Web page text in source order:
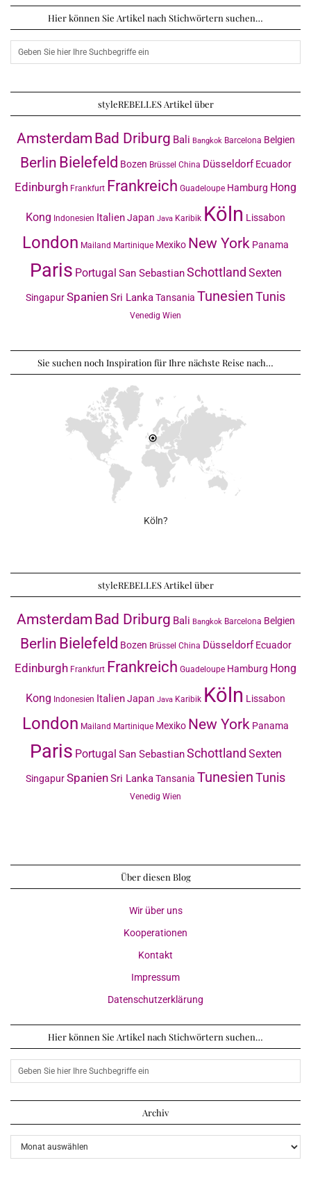
Hier können Sie Artikel nach Stichwörtern suchen…
styleREBELLES Artikel über
Amsterdam Bad Driburg Bali Bangkok Barcelona Belgien
Berlin Bielefeld Bozen Brüssel China Düsseldorf Ecuador
Edinburgh Frankfurt Frankreich Guadeloupe Hamburg Hong
Kong Indonesien ItalienJapan Java Karibik Köln Lissabon
London Mailand Martinique Mexiko New York Panama
Paris Portugal San SebastianSchottland Sexten
SingapurSpanienSri Lanka Tansania TunesienTunis
Venedig Wien
Sie suchen noch Inspiration für Ihre nächste Reise nach…
Köln?
styleREBELLES Artikel über
Amsterdam Bad Driburg Bali Bangkok Barcelona Belgien
Berlin Bielefeld Bozen Brüssel China Düsseldorf Ecuador
Edinburgh Frankfurt Frankreich Guadeloupe Hamburg Hong
Kong Indonesien ItalienJapan Java Karibik Köln Lissabon
London Mailand Martinique Mexiko New York Panama
Paris Portugal San SebastianSchottland Sexten
SingapurSpanienSri Lanka Tansania TunesienTunis
Venedig Wien
Über diesen Blog
Wir über uns
Kooperationen
Kontakt
Impressum
Datenschutzerklärung
Hier können Sie Artikel nach Stichwörtern suchen…
Archiv
Archiv